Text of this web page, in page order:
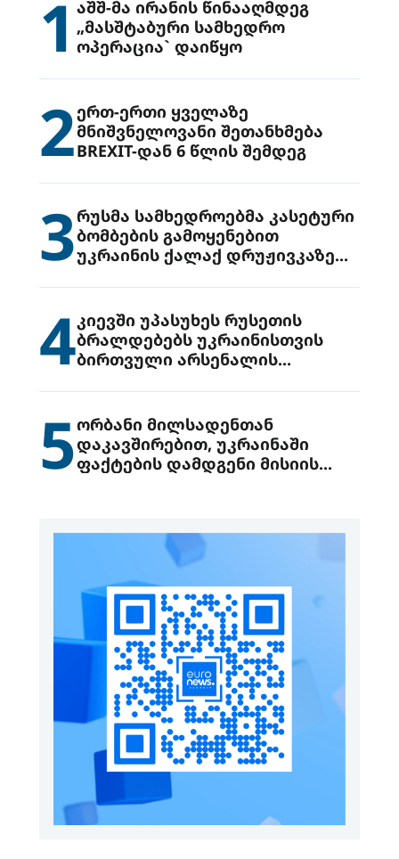
1 აშშ-მა ირანის წინააღმდეგ
„მასშტაბური სამხედრო
ოპერაცია` დაიწყო
2ერთ-ერთი ყველაზე
მნიშვნელოვანი შეთანხმება
BREXIT-დან 6 წლის შემდეგ
3რუსმა სამხედროებმა კასეტური
ბომბების გამოყენებით
უკრაინის ქალაქ დრუჟივკაზე
4კიევში უპასუხეს რუსეთის
ბრალდებებს უკრაინისთვის
ბირთვული არსენალის
5ორბანი მილსადენთან
დაკავშირებით, უკრაინაში
ფაქტების დამდგენი მისიის